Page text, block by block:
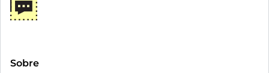
Sobre